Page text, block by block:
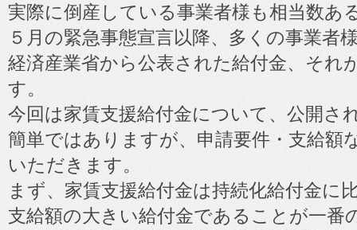
実際に倒産している事業者様も相当数あ
５月の緊急事態宣言以降、多くの事業者
経済産業省から公表された給付金、それ
す。
今回は家賃支援給付金について、公開さ
簡単ではありますが、申請要件・支給額
いただきます。
まず、家賃支援給付金は持続化給付金に
支給額の大きい給付金であることが一番